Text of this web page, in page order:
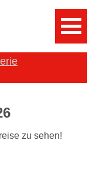
zu sehen!